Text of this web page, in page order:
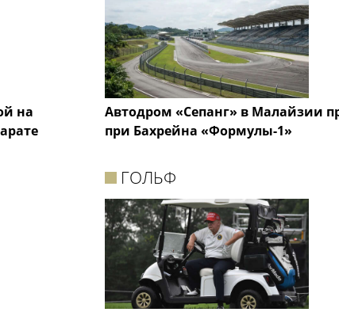
на
Автодром «Сепанг» в Малайзии
при Бахрейна «Формулы-1»
ГОЛЬФ